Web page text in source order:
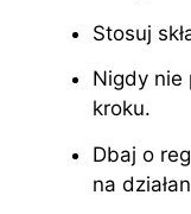
Stosuj
Nigdy nie
kroku.
Dbaj o
na